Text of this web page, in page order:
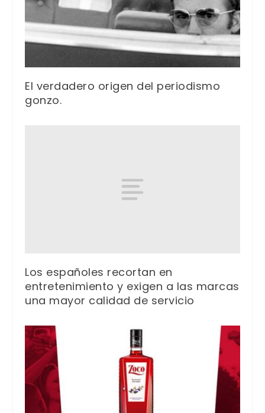
El verdadero origen del periodismo
gonzo.
Los españoles recortan en
entretenimiento y exigen a las marcas
una mayor calidad de servicio